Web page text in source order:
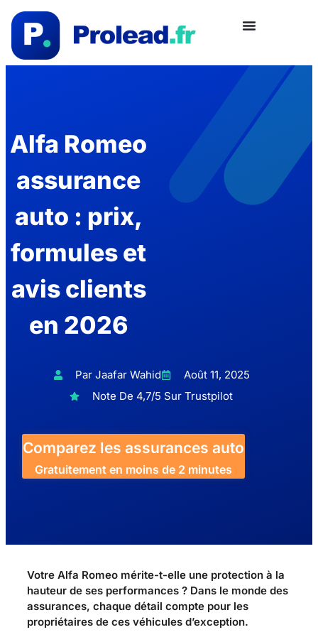
Alfa Romeo
assurance
auto : prix,
formules et
avis clients
en 2026
Par Jaafar Wahid
Août 11, 2025
Note De 4,7/5 Sur Trustpilot
Comparez les assurances auto
Gratuitement en moins de 2 minutes
Votre Alfa Romeo mérite-t-elle une protection à la
hauteur de ses performances ? Dans le monde des
assurances, chaque détail compte pour les
propriétaires de ces véhicules d’exception.